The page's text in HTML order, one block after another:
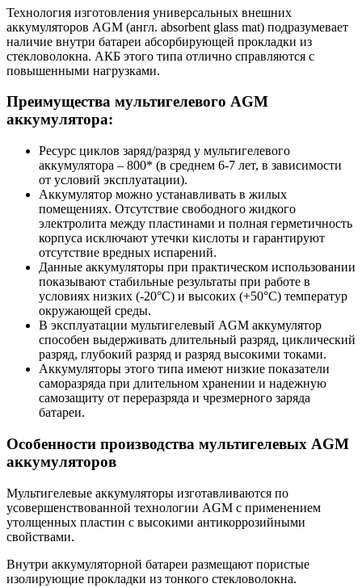
Технология изготовления универсальных внешних
аккумуляторов AGM (англ. absorbent glass mat) подразумевает
наличие внутри батареи абсорбирующей прокладки из
стекловолокна. АКБ этого типа отлично справляются с
повышенными нагрузками.
Преимущества мультигелевого AGM
аккумулятора:
Ресурс циклов заряд/разряд у мультигелевого
аккумулятора – 800* (в среднем 6-7 лет, в зависимости
от условий эксплуатации).
Аккумулятор можно устанавливать в жилых
помещениях. Отсутствие свободного жидкого
электролита между пластинами и полная герметичность
корпуса исключают утечки кислоты и гарантируют
отсутствие вредных испарений.
Данные аккумуляторы при практическом использовании
показывают стабильные результаты при работе в
условиях низких (-20°С) и высоких (+50°С) температур
окружающей среды.
В эксплуатации мультигелевый AGM аккумулятор
способен выдерживать длительный разряд, циклический
разряд, глубокий разряд и разряд высокими токами.
Аккумуляторы этого типа имеют низкие показатели
саморазряда при длительном хранении и надежную
самозащиту от переразряда и чрезмерного заряда
батареи.
Особенности производства мультигелевых AGM
аккумуляторов
Мультигелевые аккумуляторы изготавливаются по
усовершенствованной технологии AGM с применением
утолщенных пластин с высокими антикоррозийными
свойствами.
Внутри аккумуляторной батареи размещают пористые
изолирующие прокладки из тонкого стекловолокна.